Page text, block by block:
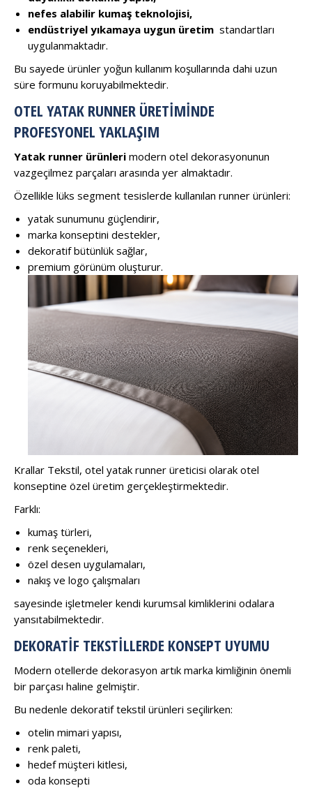
nefes alabilir kumaş teknolojisi,
endüstriyel yıkamaya uygun üretim standartları
uygulanmaktadır.
Bu sayede ürünler yoğun kullanım koşullarında dahi uzun
süre formunu koruyabilmektedir.
OTEL YATAK RUNNER ÜRETIMINDE
PROFESYONEL YAKLAŞIM
Yatak runner ürünleri modern otel dekorasyonunun
vazgeçilmez parçaları arasında yer almaktadır.
Özellikle lüks segment tesislerde kullanılan runner ürünleri:
yatak sunumunu güçlendirir,
marka konseptini destekler,
dekoratif bütünlük sağlar,
premium görünüm oluşturur.
Krallar Tekstil, otel yatak runner üreticisi olarak otel
konseptine özel üretim gerçekleştirmektedir.
Farklı:
kumaş türleri,
renk seçenekleri,
özel desen uygulamaları,
nakış ve logo çalışmaları
sayesinde işletmeler kendi kurumsal kimliklerini odalara
yansıtabilmektedir.
DEKORATIF TEKSTILLERDE KONSEPT UYUMU
Modern otellerde dekorasyon artık marka kimliğinin önemli
bir parçası haline gelmiştir.
Bu nedenle dekoratif tekstil ürünleri seçilirken:
otelin mimari yapısı,
renk paleti,
hedef müşteri kitlesi,
oda konsepti